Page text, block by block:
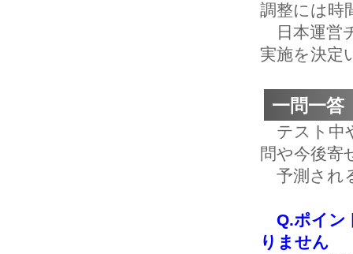
調整には時
日本運営
実施を決定
一問一答
テスト中
問や今後寄
予測され
Q.ポイン
りません